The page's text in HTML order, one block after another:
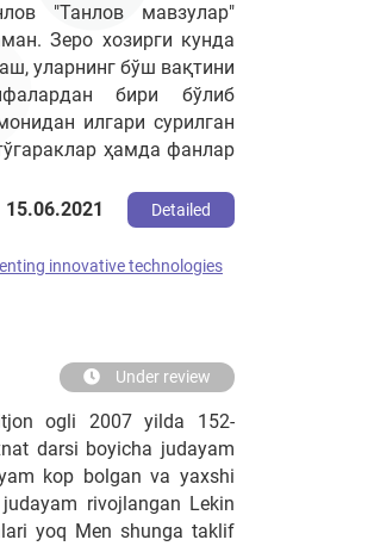
"Танлов мавзулар"
Зеро хозирги кунда
уларнинг бўш вақтини
бири бўлиб
илгари сурилган
ҳамда фанлар
фаолиятининг
технологиясидан
фаолият,
15.06.2021 Detailed
innovative technologies
Under review
ogli 2007 yilda 152-
darsi boyicha judayam
kop bolgan va yaxshi
rivojlangan Lekin
yoq Men shunga taklif